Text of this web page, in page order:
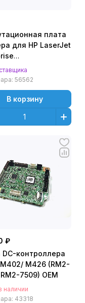
плата
для HP LaserJet
608dn/609dn/631dn
56562
В корзину
₽
DC-контроллера
M426 (RM2-
7509) OEM
наличии
43318